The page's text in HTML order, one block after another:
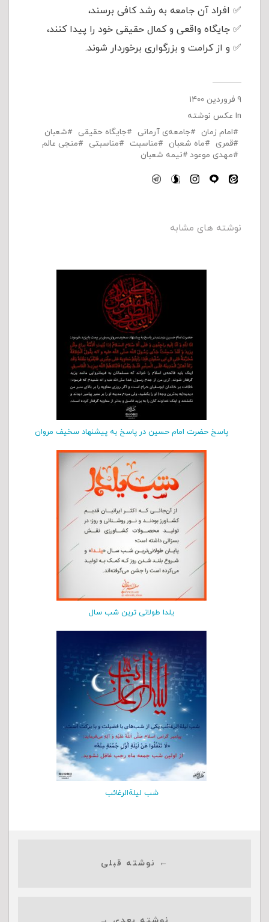
✅ افراد آن جامعه به رشد كافی برسند،
✅ جایگاه واقعی و کمال حقیقی خود را پیدا کنند،
✅ و از کرامت و بزرگواری برخوردار شوند.
۹ فروردین ۱۴۰۰
In عکس نوشته
امام زمان
جامعه‌ی آرمانی جایگاه حقیقی
شعبان
قمری
ماه شعبان مناسبت مناسبتی
منجی عالم
مهدی موعود
نیمه شعبان
نوشته های مشابه
پاسخ حضرت امام حسین در پاسخ به پیشنهاد سخیف مروان
یلدا طولانی ترین شب سال
شب لیلةالرغائب
← نوشته قبلی